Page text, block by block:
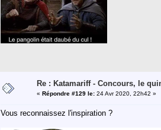
Re : Katamariff - Concours, le
« Répondre #129 le: 24 Avr 2020, 22h42 »
Vous reconnaissez l'inspiration ?